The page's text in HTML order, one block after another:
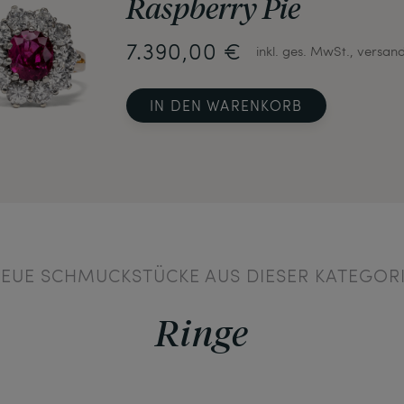
Raspberry Pie
7.390,00 € inkl. ges. MwSt.,
IN DEN WARENKORB
SCHMUCKSTÜCKE AUS DIESER
Ringe